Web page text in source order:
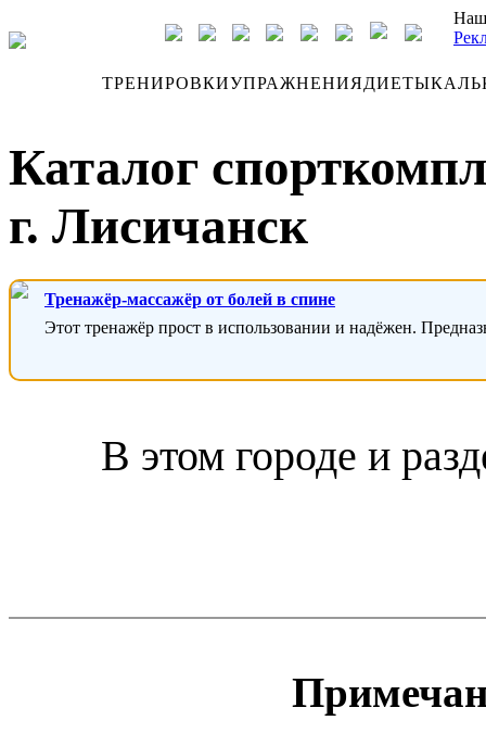
ТРЕНИРОВКИУПРАЖНЕНИЯДИЕТЫ
Каталог
г. Лисичанск
Тренажёр-массажёр от болей в спине
Этот тренажёр прост в использовании и надёжен.
В этом городе и